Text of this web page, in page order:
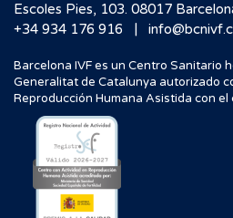
Escoles Pies, 103. 08017
+34 934 176 916
|
Barcelona IVF es un Centro Sanitario
Generalitat de Catalunya autorizado
Reproducción Humana Asistida con el